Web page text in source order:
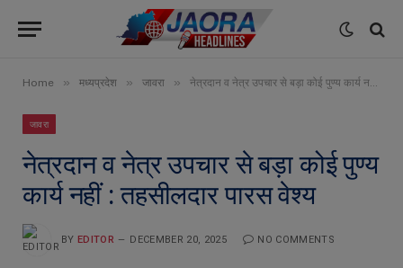
Home » मध्यप्रदेश » जावरा » नेत्रदान व नेत्र उपचार से बड़ा कोई पुण्य कार्य नहीं : तहसीलदार पारस वेश्य
जावरा
नेत्रदान व नेत्र उपचार से बड़ा कोई पुण्य
कार्य नहीं : तहसीलदार पारस वेश्य
BY EDITOR DECEMBER 20, 2025 NO COMMENTS